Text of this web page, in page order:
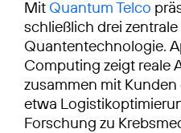
Mit Quantum Telco
schließlich drei
Quantentechnologie.
Computing zeigt reale
zusammen mit
etwa
Forschung zu